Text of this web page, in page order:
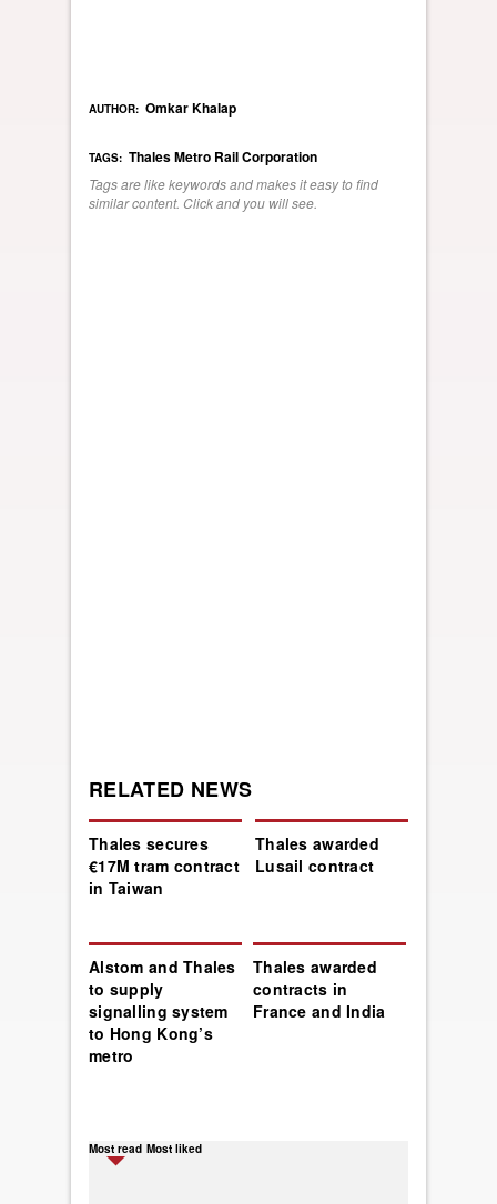
AUTHOR: Omkar Khalap
TAGS: ThalesMetro Rail Corporation
Tags are like keywords and makes it easy to find
similar content. Click and you will see.
RELATED NEWS
Thales secures
€17M tram contract
in Taiwan
Thales awarded
Lusail contract
Alstom and Thales
to supply
signalling system
to Hong Kong’s
metro
Thales awarded
contracts in
France and India
Most read Most liked